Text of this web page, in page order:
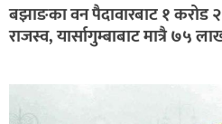
बझाङका वन पैदावारबाट १ करोड
राजस्व, यार्सागुम्बाबाट मात्रै ७५